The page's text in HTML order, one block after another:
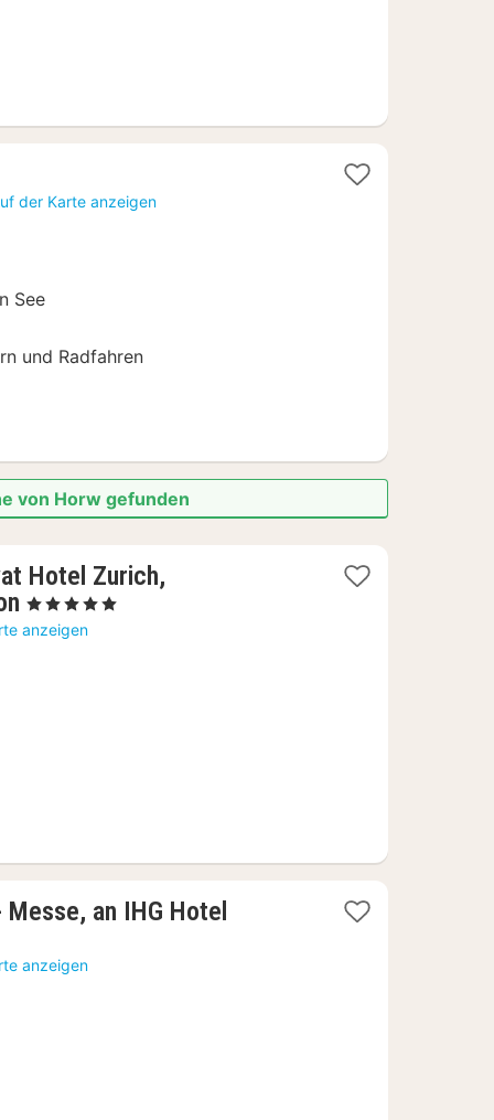
der Karte anzeigen
See
und Radfahren
von Horw gefunden
Hotel Zurich,
1
Nacht
, 5 Sterne
anzeigen
an IHG Hotel
anzeigen